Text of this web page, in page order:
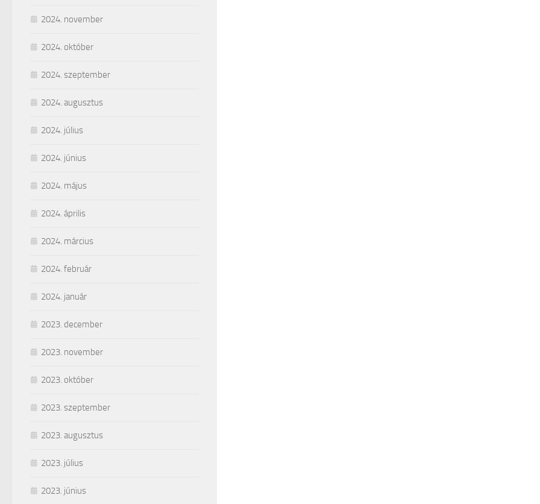
2024. november
2024. október
2024. szeptember
2024. augusztus
2024. július
2024. június
2024. május
2024. április
2024. március
2024. február
2024. január
2023. december
2023. november
2023. október
2023. szeptember
2023. augusztus
2023. július
2023. június